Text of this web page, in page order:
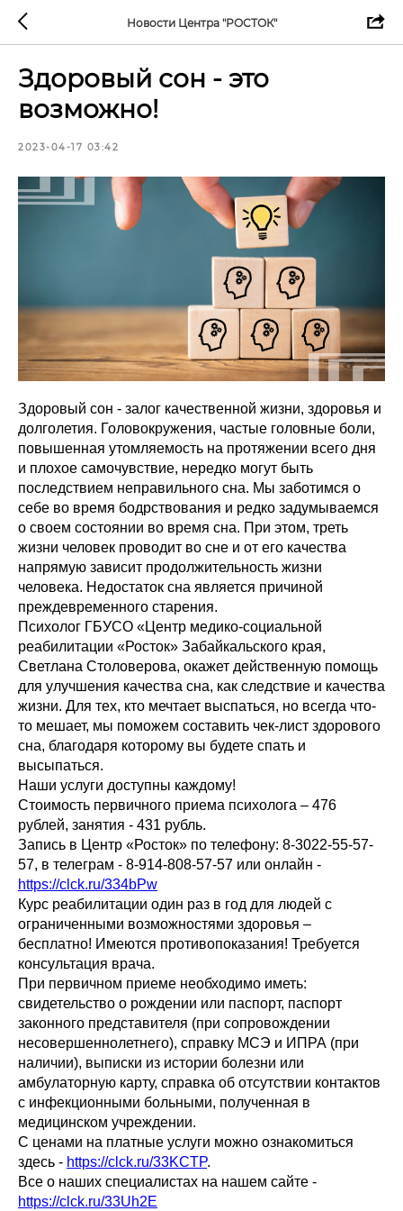
Новости Центра "РОСТОК"
Здоровый сон - это
возможно!
2023-04-17 03:42
Здоровый сон - залог качественной жизни, здоровья и
долголетия. Головокружения, частые головные боли,
повышенная утомляемость на протяжении всего дня
и плохое самочувствие, нередко могут быть
последствием неправильного сна. Мы заботимся о
себе во время бодрствования и редко задумываемся
о своем состоянии во время сна. При этом, треть
жизни человек проводит во сне и от его качества
напрямую зависит продолжительность жизни
человека. Недостаток сна является причиной
преждевременного старения.
Психолог ГБУСО «Центр медико-социальной
реабилитации «Росток» Забайкальского края,
Светлана Столоверова, окажет действенную помощь
для улучшения качества сна, как следствие и качества
жизни. Для тех, кто мечтает выспаться, но всегда что-
то мешает, мы поможем составить чек-лист здорового
сна, благодаря которому вы будете спать и
высыпаться.
Наши услуги доступны каждому!
Стоимость первичного приема психолога – 476
рублей, занятия - 431 рубль.
Запись в Центр «Росток» по телефону: 8-3022-55-57-
57, в телеграм - 8-914-808-57-57 или онлайн -
https://clck.ru/334bPw
Курс реабилитации один раз в год для людей с
ограниченными возможностями здоровья –
бесплатно! Имеются противопоказания! Требуется
консультация врача.
При первичном приеме необходимо иметь:
свидетельство о рождении или паспорт, паспорт
законного представителя (при сопровождении
несовершеннолетнего), справку МСЭ и ИПРА (при
наличии), выписки из истории болезни или
амбулаторную карту, справка об отсутствии контактов
с инфекционными больными, полученная в
медицинском учреждении.
С ценами на платные услуги можно ознакомиться
здесь - https://clck.ru/33KCTP.
Все о наших специалистах на нашем сайте -
https://clck.ru/33Uh2E